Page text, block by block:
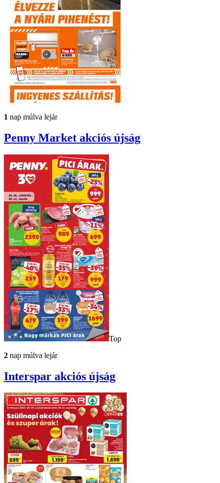
1 nap múlva lejár
Penny Market akciós újság
Top
2 nap múlva lejár
Interspar akciós újság